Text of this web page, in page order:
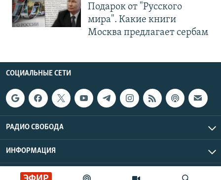
Подарок от "Русского
мира". Какие книги
Москва предлагает сербам
СОЦИАЛЬНЫЕ СЕТИ
РАДИО СВОБОДА
ИНФОРМАЦИЯ
Радио Свобода © 2026 RFE/RL, Inc. | Все права защищены.